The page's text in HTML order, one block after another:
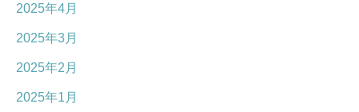
2025年4月
2025年3月
2025年2月
2025年1月